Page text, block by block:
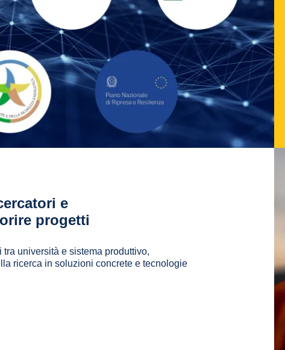
e
progetti
università e sistema produttivo,
ricerca in soluzioni concrete e tecnologie